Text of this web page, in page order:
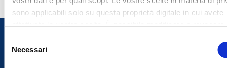
sono applicabili solo su questa proprietà digitale in cui avete
effettuato le vostre scelte. È possibile modificare o revocare
cookie o facendo clic sull'icona di attivazione della privacy.
Necessari